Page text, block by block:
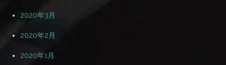
2020年3月
2020年2月
2020年1月